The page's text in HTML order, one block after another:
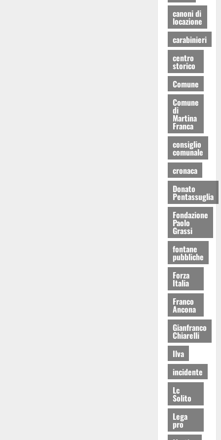
canoni di
locazione
carabinieri
centro
storico
Comune
Comune
di
Martina
Franca
consiglio
comunale
cronaca
Donato
Pentassuglia
Fondazione
Paolo
Grassi
fontane
pubbliche
Forza
Italia
Franco
Ancona
Gianfranco
Chiarelli
Ilva
incidente
Lc
Solito
Lega
pro